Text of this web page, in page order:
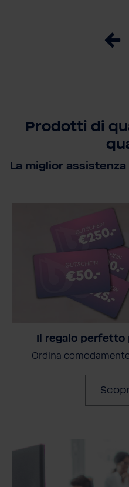
Prodotti di
La miglior
Il regalo perfetto
Ordina